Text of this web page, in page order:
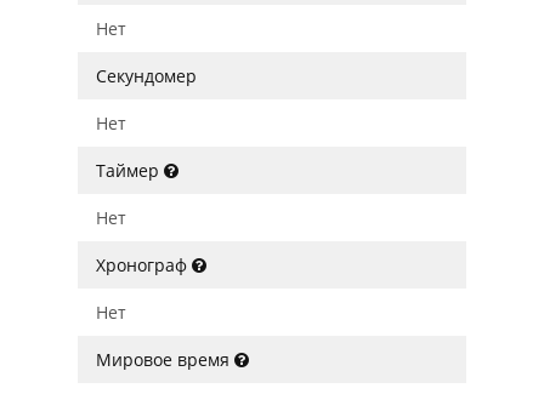
Нет
Секундомер
Нет
Таймер
Нет
Хронограф
Нет
Мировое время